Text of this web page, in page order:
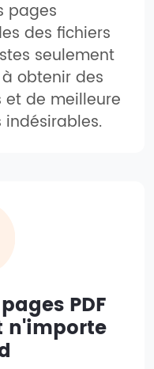
pages
des fichiers
seulement
obtenir des
et de meilleure
PDF
n'importe